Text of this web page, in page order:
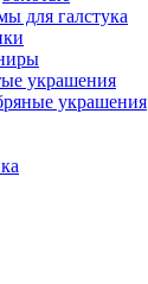
для галстука
украшения
украшения